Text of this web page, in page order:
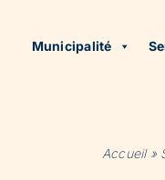
Municipalité
Accueil»